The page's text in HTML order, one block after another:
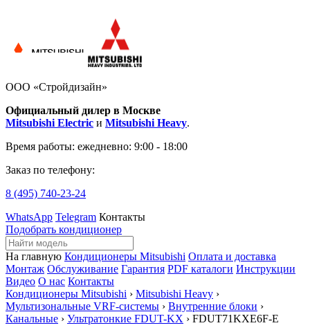
ООО «Стройдизайн»
Официальный дилер в Москве
Mitsubishi Electric и Mitsubishi Heavy.
Время работы: ежедневно: 9:00 - 18:00
Заказ по телефону:
8 (495) 740-23-24
WhatsApp Telegram Контакты
Подобрать кондиционер
На главную Кондиционеры Mitsubishi Оплата и доставка
Монтаж Обслуживание Гарантия PDF каталоги Инструкции
Видео О нас Контакты
Кондиционеры Mitsubishi › Mitsubishi Heavy ›
Мультизональные VRF-системы › Внутренние блоки ›
Канальные › Ультратонкие FDUT-KX › FDUT71KXE6F-E